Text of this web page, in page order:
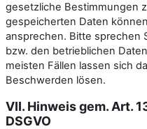
gesetzliche Bestimmungen
gespeicherten Daten
ansprechen. Bitte sprechen
bzw. den betrieblichen
meisten Fällen lassen sich
Beschwerden lösen.
VII. Hinweis gem. Art.
DSGVO